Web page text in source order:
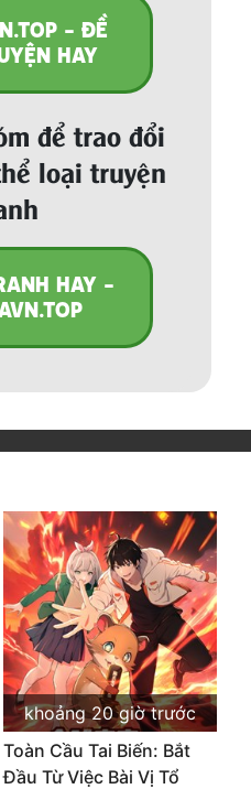
- ĐỀ
HAY
để trao đổi
loại truyện
HAY -
khoảng 20 giờ trước
Toàn Cầu Tai Biến: Bắt
Đầu Từ Việc Bài Vị Tổ